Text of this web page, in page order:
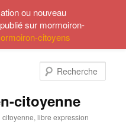
citoyenne
libre expression
ou nouveau
sur mormoiron-
citoyens